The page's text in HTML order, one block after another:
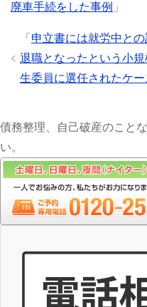
廃車手続をした事例 」
「 申立書には就労中と
退職となったという小
生委員に選任されたケー
債務整理、自己破産のこと
い。